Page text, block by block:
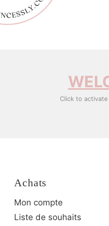
Click to
Achats
Mon compte
Liste de souhaits